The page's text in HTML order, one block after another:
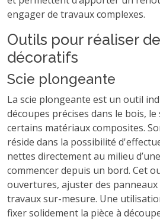
engager de travaux complexes.
Outils pour réaliser
décoratifs
Scie plongeante
La scie plongeante est un outil
découpes précises dans le bois,
certains matériaux composites.
réside dans la possibilité
nettes directement au milieu
commencer depuis un bord. Cet
ouvertures, ajuster des
travaux sur-mesure. Une
fixer solidement la pièce à